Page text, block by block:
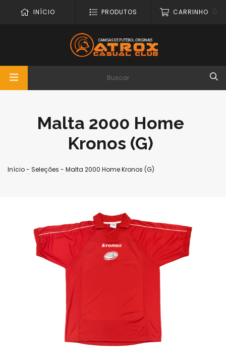
INÍCIO PRODUTOS CARRINHO 0
Malta 2000 Home
Kronos (G)
Início- Seleções - Malta 2000 Home Kronos (G)